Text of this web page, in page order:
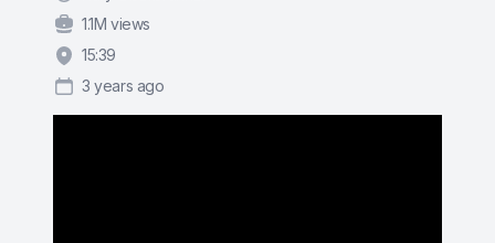
1.1M views
15:39
3 years ago